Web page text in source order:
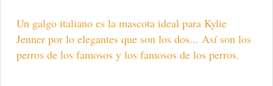
Un galgo italiano es la mascota ideal para Kylie
Jenner por lo elegantes que son los dos... Así son los
perros de los famosos y los famosos de los perros.